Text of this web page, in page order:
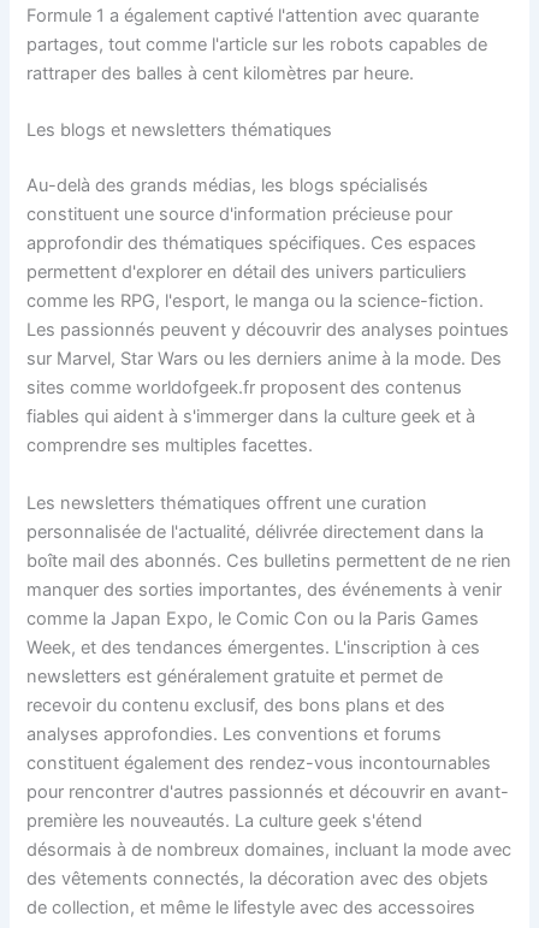
Formule 1 a également captivé l'attention avec quarante
partages, tout comme l'article sur les robots capables de
rattraper des balles à cent kilomètres par heure.
Les blogs et newsletters thématiques
Au-delà des grands médias, les blogs spécialisés
constituent une source d'information précieuse pour
approfondir des thématiques spécifiques. Ces espaces
permettent d'explorer en détail des univers particuliers
comme les RPG, l'esport, le manga ou la science-fiction.
Les passionnés peuvent y découvrir des analyses pointues
sur Marvel, Star Wars ou les derniers anime à la mode. Des
sites comme worldofgeek.fr proposent des contenus
fiables qui aident à s'immerger dans la culture geek et à
comprendre ses multiples facettes.
Les newsletters thématiques offrent une curation
personnalisée de l'actualité, délivrée directement dans la
boîte mail des abonnés. Ces bulletins permettent de ne rien
manquer des sorties importantes, des événements à venir
comme la Japan Expo, le Comic Con ou la Paris Games
Week, et des tendances émergentes. L'inscription à ces
newsletters est généralement gratuite et permet de
recevoir du contenu exclusif, des bons plans et des
analyses approfondies. Les conventions et forums
constituent également des rendez-vous incontournables
pour rencontrer d'autres passionnés et découvrir en avant-
première les nouveautés. La culture geek s'étend
désormais à de nombreux domaines, incluant la mode avec
des vêtements connectés, la décoration avec des objets
de collection, et même le lifestyle avec des accessoires